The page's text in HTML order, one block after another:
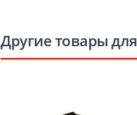
Другие товары